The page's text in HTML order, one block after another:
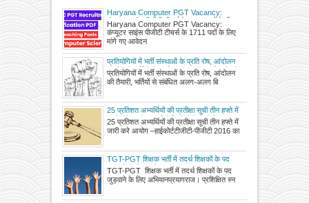
Haryana Computer PGT Vacancy:
कंप्यूटर साइंस पीजीटी टीचर्स के 1711 पदों के लिए
मांगे गए आवेदन
Haryana Computer PGT Vacancy:
कंप्यूटर साइंस पीजीटी टीचर्स के 1711 पदों के लिए
मांगे गए आवेदन
प्रतियोगियों में भर्ती संस्थाओं के प्रति रोष, आंदोलन
की तैयारी, भर्तियों से संबंधित अलग-अलग बिंदुओं को
लेकर आंदोलनरत हैं प्रतियोगी
प्रतियोगियों में भर्ती संस्थाओं के प्रति रोष, आंदोलन
की तैयारी, भर्तियों से संबंधित अलग-अलग बि
25 प्रतिशत अभ्यर्थियों की प्रतीक्षा सूची तीन हफ्ते में
जारी करे आयोग –हाईकोर्ट, टीजीटी-पीजीटी 2016
का मामला
25 प्रतिशत अभ्यर्थियों की प्रतीक्षा सूची तीन हफ्ते में
जारी करे आयोग –हाईकोर्टटीजीटी-पीजीटी 2016 का
TGT-PGT शिक्षक भर्ती में तदर्थ शिक्षकों के पद
जुड़वाने के लिए अभियान
TGT-PGT शिक्षक भर्ती में तदर्थ शिक्षकों के पद
जुड़वाने के लिए अभियानप्रयागराज। प्रशिक्षित स्न